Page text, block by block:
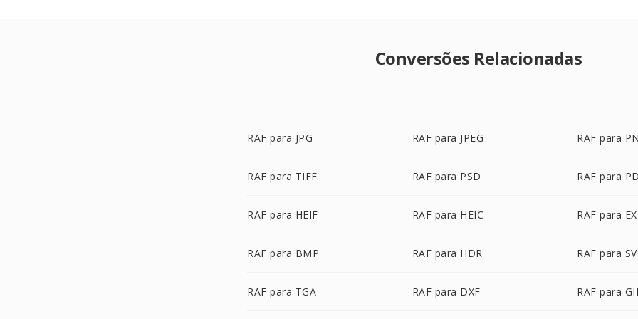
Conversões Relacionadas
RAF para JPG RAF para JPEG RAF para
RAF para TIFF RAF para PSD RAF para
RAF para HEIF RAF para HEIC RAF para
RAF para BMP RAF para HDR RAF para
RAF para TGA RAF para DXF RAF para